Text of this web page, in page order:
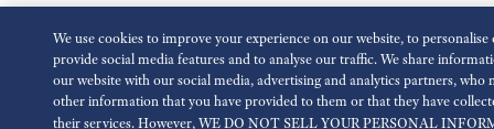
We use cookies to improve your experience on our website, to personalise
provide social media features and to analyse our traffic. We share
our website with our social media, advertising and analytics partners, who
other information that you have provided to them or that they have
their services. However, WE DO NOT SELL YOUR PERSONAL